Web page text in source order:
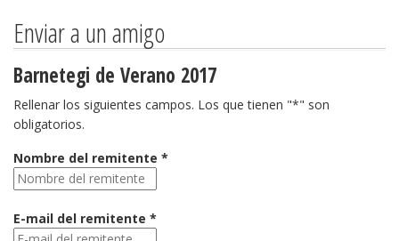
Enviar a un amigo
Barnetegi de Verano 2017
Rellenar los siguientes campos. Los que tienen "*" son
obligatorios.
Nombre del remitente *
E-mail del remitente *